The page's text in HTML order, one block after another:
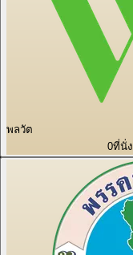
พลวัต
0ที่นั่ง